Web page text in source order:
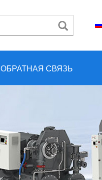
ОБРАТНАЯ СВЯЗЬ